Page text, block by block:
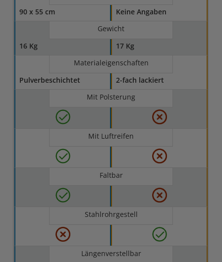
90 x 55 cm
Keine Angaben
Gewicht
16 Kg
17 Kg
Materialeigenschaften
Pulverbeschichtet
2-fach lackiert
Mit Polsterung
Mit Luftreifen
Faltbar
Stahlrohrgestell
Längenverstellbar